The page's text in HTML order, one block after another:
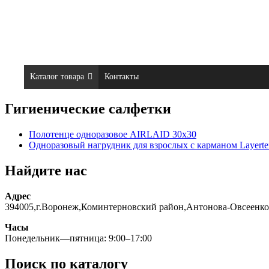
Каталог товара Контакты
Гигиенические салфетки
Полотенце одноразовое AIRLAID 30х30
Одноразовый нагрудник для взрослых с карманом
Найдите нас
Адрес
394005,г.Воронеж,Коминтерновский район,Антонова-
Часы
Понедельник—пятница: 9:00–17:00
Поиск по каталогу